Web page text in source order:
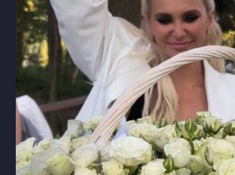
ПОДПИСАТЬСЯ НА НОВОСТИ
Нажимая на кнопку, я соглашаюсьна обработку персональных
данныхи соглашаюсь с ответственностью
ОТПРАВИТЬ